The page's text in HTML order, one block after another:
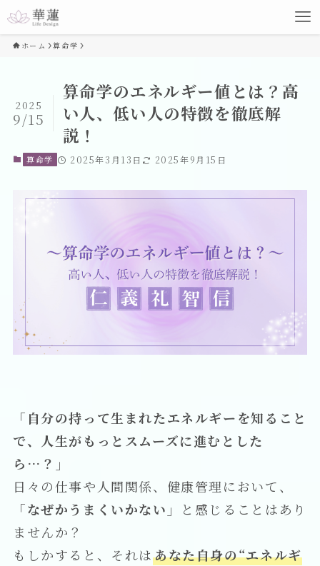
ホーム 算命学
算命学のエネルギー値とは？高
い人、低い人の特徴を徹底解
説！
2025
9/15
算命学 2025年3月13日 2025年9月15日
「自分の持って生まれたエネルギーを知ること
で、人生がもっとスムーズに進むとした
ら…？」
日々の仕事や人間関係、健康管理において、
「なぜかうまくいかない」
と感じることはあり
ませんか？
もしかすると、それはあなた自身の“エネルギ